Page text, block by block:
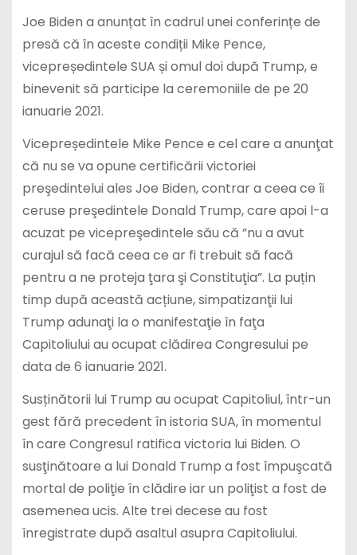
Joe Biden a anunțat în cadrul unei conferințe de
presă că în aceste condiții Mike Pence,
vicepreședintele SUA și omul doi după Trump, e
binevenit să participe la ceremoniile de pe 20
ianuarie 2021.
Vicepreședintele Mike Pence e cel care a anunţat
că nu se va opune certificării victoriei
preşedintelui ales Joe Biden, contrar a ceea ce îi
ceruse preşedintele Donald Trump, care apoi l-a
acuzat pe vicepreşedintele său că ”nu a avut
curajul să facă ceea ce ar fi trebuit să facă
pentru a ne proteja ţara şi Constituţia”. La puțin
timp după această acțiune, simpatizanţii lui
Trump adunaţi la o manifestaţie în faţa
Capitoliului au ocupat clădirea Congresului pe
data de 6 ianuarie 2021.
Susținătorii lui Trump au ocupat Capitoliul, într-un
gest fără precedent în istoria SUA, în momentul
în care Congresul ratifica victoria lui Biden. O
susţinătoare a lui Donald Trump a fost împuşcată
mortal de poliţie în clădire iar un poliţist a fost de
asemenea ucis. Alte trei decese au fost
înregistrate după asaltul asupra Capitoliului.